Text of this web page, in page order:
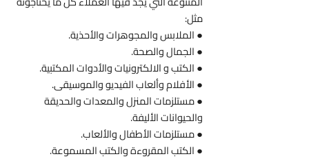
مثل:
● الملابس والمجوهرات والأحذية.
● الجمال والصحة.
● الكتب و الالكترونيات والأدوات المكتبية.
● الأفلام وألعاب الفيديو والموسيقى.
● مستلزمات المنزل والمعدات والحديقة
والحيوانات الأليفة.
● مستلزمات الأطفال والألعاب.
● الكتب المقروءة والكتب المسموعة.